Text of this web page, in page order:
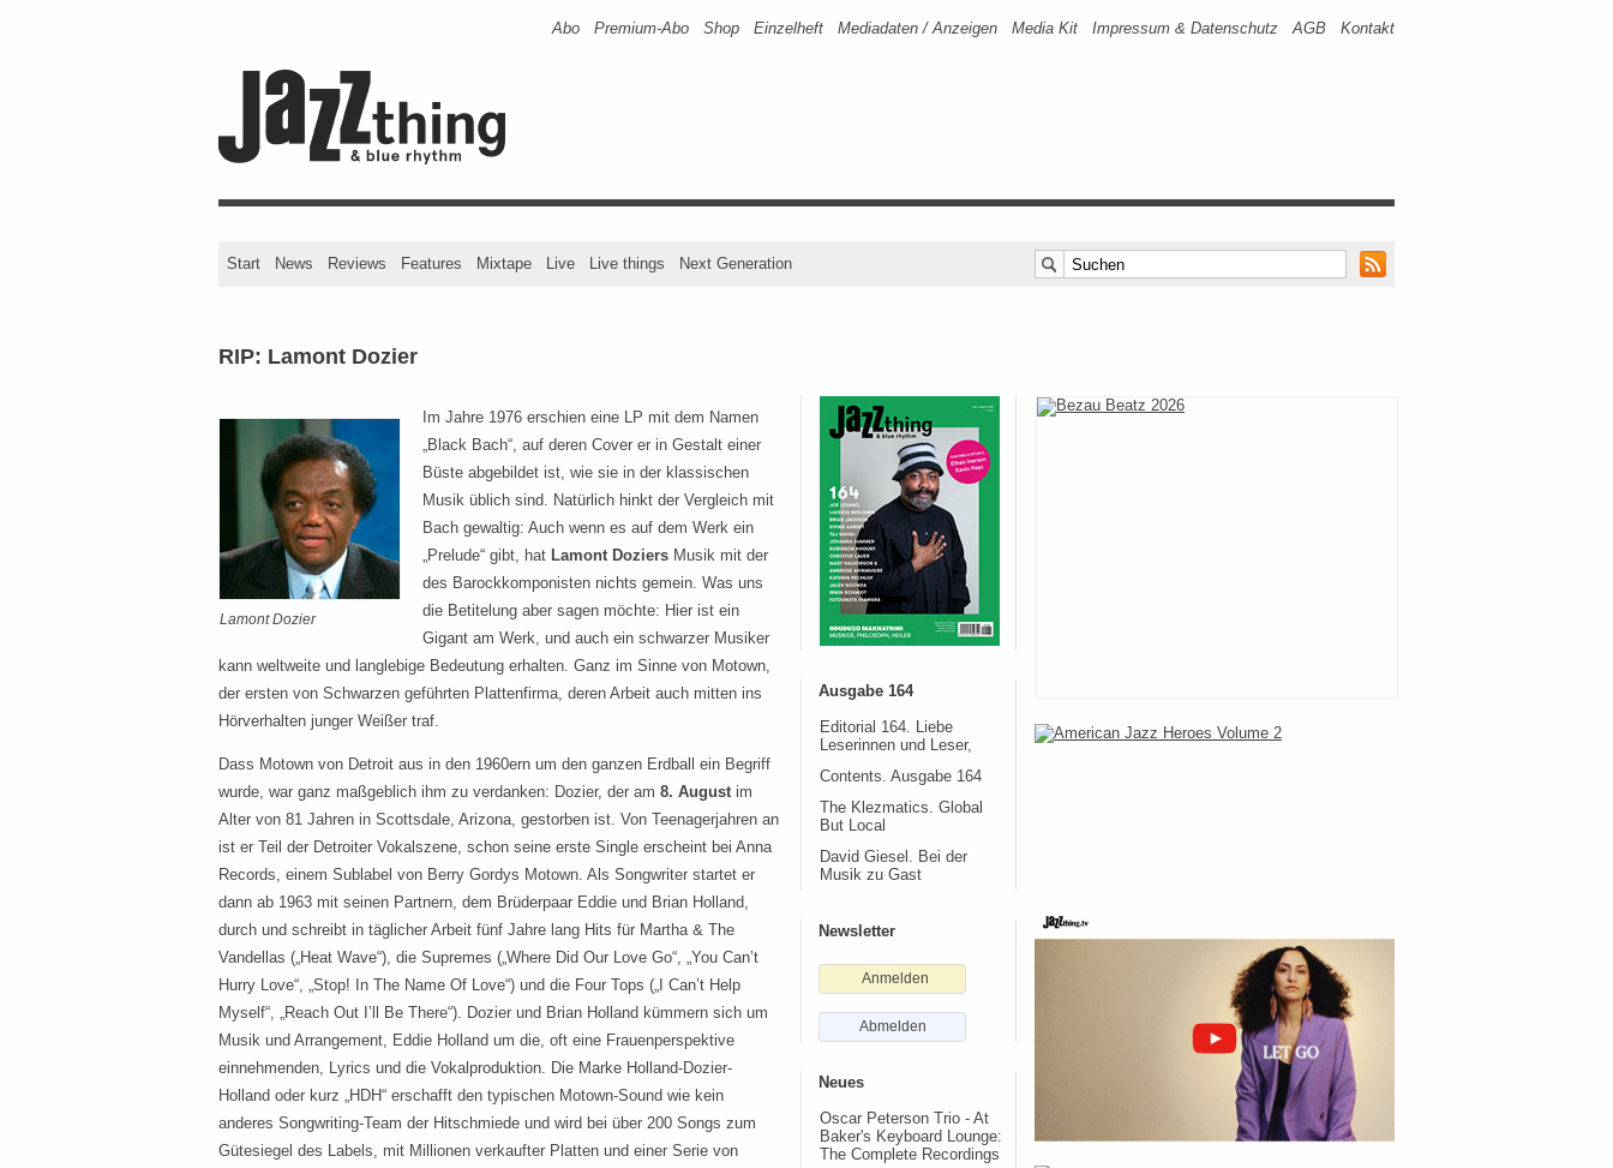
Abo Premium-Abo Shop Einzelheft Mediadaten / Anzeigen Media Kit Impressum & Datenschutz AGB Kontakt
Start News Reviews Features Mixtape Live Live things Next Generation
RIP: Lamont Dozier
Lamont Dozier
Im Jahre 1976 erschien eine LP mit dem Namen
„Black Bach“, auf deren Cover er in Gestalt einer
Büste abgebildet ist, wie sie in der klassischen
Musik üblich sind. Natürlich hinkt der Vergleich mit
Bach gewaltig: Auch wenn es auf dem Werk ein
„Prelude“ gibt, hat Lamont Doziers Musik mit der
des Barockkomponisten nichts gemein. Was uns
die Betitelung aber sagen möchte: Hier ist ein
Gigant am Werk, und auch ein schwarzer Musiker
kann weltweite und langlebige Bedeutung erhalten. Ganz im Sinne von Motown,
der ersten von Schwarzen geführten Plattenfirma, deren Arbeit auch mitten ins
Hörverhalten junger Weißer traf.
Dass Motown von Detroit aus in den 1960ern um den ganzen Erdball ein Begriff
wurde, war ganz maßgeblich ihm zu verdanken: Dozier, der am 8. Augustim
Alter von 81 Jahren in Scottsdale, Arizona, gestorben ist. Von Teenagerjahren an
ist er Teil der Detroiter Vokalszene, schon seine erste Single erscheint bei Anna
Records, einem Sublabel von Berry Gordys Motown. Als Songwriter startet er
dann ab 1963 mit seinen Partnern, dem Brüderpaar Eddie und Brian Holland,
durch und schreibt in täglicher Arbeit fünf Jahre lang Hits für Martha & The
Vandellas („Heat Wave“), die Supremes („Where Did Our Love Go“, „You Can’t
Hurry Love“, „Stop! In The Name Of Love“) und die Four Tops („I Can’t Help
Myself“, „Reach Out I’ll Be There“). Dozier und Brian Holland kümmern sich um
Musik und Arrangement, Eddie Holland um die, oft eine Frauenperspektive
einnehmenden, Lyrics und die Vokalproduktion. Die Marke Holland-Dozier-
Holland oder kurz „HDH“ erschafft den typischen Motown-Sound wie kein
anderes Songwriting-Team der Hitschmiede und wird bei über 200 Songs zum
Gütesiegel des Labels, mit Millionen verkaufter Platten und einer Serie von
Ausgabe 164
Editorial 164. Liebe
Leserinnen und Leser,
Contents. Ausgabe 164
The Klezmatics. Global
But Local
David Giesel. Bei der
Musik zu Gast
Newsletter
Anmelden
Abmelden
Neues
Oscar Peterson Trio - At
Baker's Keyboard Lounge:
The Complete Recordings